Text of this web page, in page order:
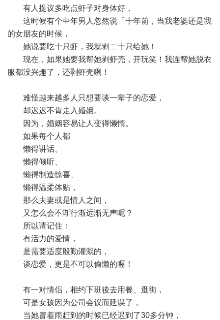
有人提议多吃点虾子对身体好，
这时候有个中年男人忽然说「十年前，当我老婆还是我
的女朋友的时候，
她说要吃十只虾，我就剥二十只给她！
现在，如果她要我帮她剥虾壳，开玩笑！我连帮她脱衣
服都没兴趣了，还剥虾壳咧！
难怪越来越多人只想要谈一辈子的恋爱，
却迟迟不肯走入婚姻。
因为，婚姻容易让人变得懒惰。
如果每个人都
懒得讲话、
懒得倾听、
懒得制造惊喜、
懒得温柔体贴，
那么夫妻或是情人之间，
又怎么会不渐行渐远渐无声呢？
所以请记住：
有活力的爱情，
是需要适度殷勤灌溉的，
谈恋爱，更是不可以偷懒的喔！
有一对情侣，相约下班後去用餐、逛街，
可是女孩因为公司会议而延误了，
当她冒着雨赶到的时候已经迟到了30多分钟，